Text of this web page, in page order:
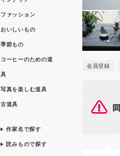
ファッション
おいしいもの
季節もの
コーヒーのための道
具
写真を楽しむ道具
古道具
作家名で探す
読みもので探す
会員登録